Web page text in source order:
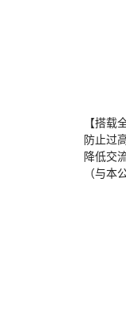
【搭载
防止过
降低交
（与本